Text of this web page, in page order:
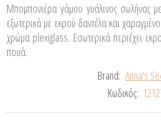
Μπομπονιέρα γάμου γυάλινος σωλήνας
εξωτερικά με εκρού δαντέλα και
χρώμα plexiglass. Εσωτερικά περιέχει
πουά.
Brand: Anna's
Κωδικός: